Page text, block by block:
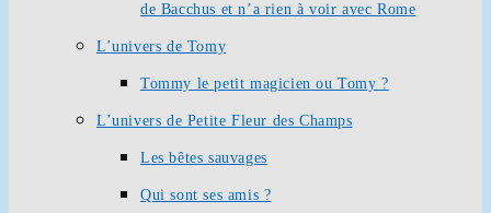
de Bacchus et n’a rien à voir avec Rome
L’univers de Tomy
Tommy le petit magicien ou Tomy ?
L’univers de Petite Fleur des Champs
Les bêtes sauvages
Qui sont ses amis ?